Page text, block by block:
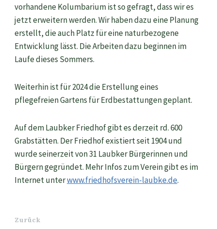
vorhandene Kolumbarium ist so gefragt, dass wir es
jetzt erweitern werden. Wir haben dazu eine Planung
erstellt, die auch Platz für eine naturbezogene
Entwicklung lässt. Die Arbeiten dazu beginnen im
Laufe dieses Sommers.
Weiterhin ist für 2024 die Erstellung eines
pflegefreien Gartens für Erdbestattungen geplant.
Auf dem Laubker Friedhof gibt es derzeit rd. 600
Grabstätten. Der Friedhof existiert seit 1904 und
wurde seinerzeit von 31 Laubker Bürgerinnen und
Bürgern gegründet. Mehr Infos zum Verein gibt es im
Internet unterwww.friedhofsverein-laubke.de.
Zurück